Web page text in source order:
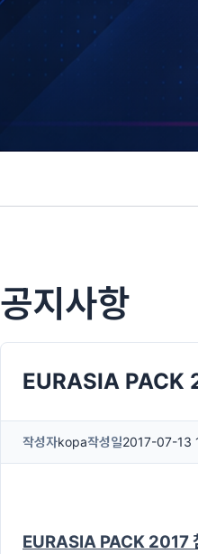
공지사항
EURASIA PACK
작성자kopa작성일2017-07-13
EURASIA PACK 2017